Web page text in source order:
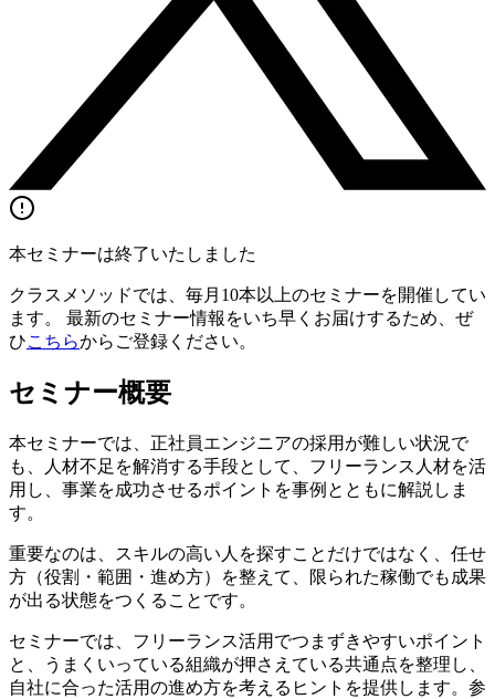
本セミナーは終了いたしました
クラスメソッドでは、毎月10本以上のセミナーを開催してい
ます。 最新のセミナー情報をいち早くお届けするため、ぜ
ひこちらからご登録ください。
セミナー概要
本セミナーでは、正社員エンジニアの採用が難しい状況で
も、人材不足を解消する手段として、フリーランス人材を活
用し、事業を成功させるポイントを事例とともに解説しま
す。
重要なのは、スキルの高い人を探すことだけではなく、任せ
方（役割・範囲・進め方）を整えて、限られた稼働でも成果
が出る状態をつくることです。
セミナーでは、フリーランス活用でつまずきやすいポイント
と、うまくいっている組織が押さえている共通点を整理し、
自社に合った活用の進め方を考えるヒントを提供します。参